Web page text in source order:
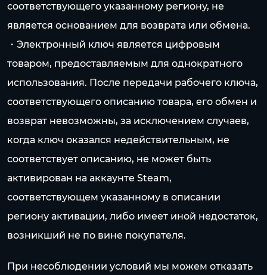
соответствующего указанному региону, не
является основанием для возврата или обмена.
・Электронный ключ является цифровым
товаром, предоставляемым для однократного
использования. После передачи рабочего ключа,
соответствующего описанию товара, его обмен и
возврат невозможны, за исключением случаев,
когда ключ оказался недействительным, не
соответствует описанию, не может быть
активирован на аккаунте Steam,
соответствующем указанному в описании
региону активации, либо имеет иной недостаток,
возникший не по вине покупателя.
При несоблюдении условий мы можем отказать